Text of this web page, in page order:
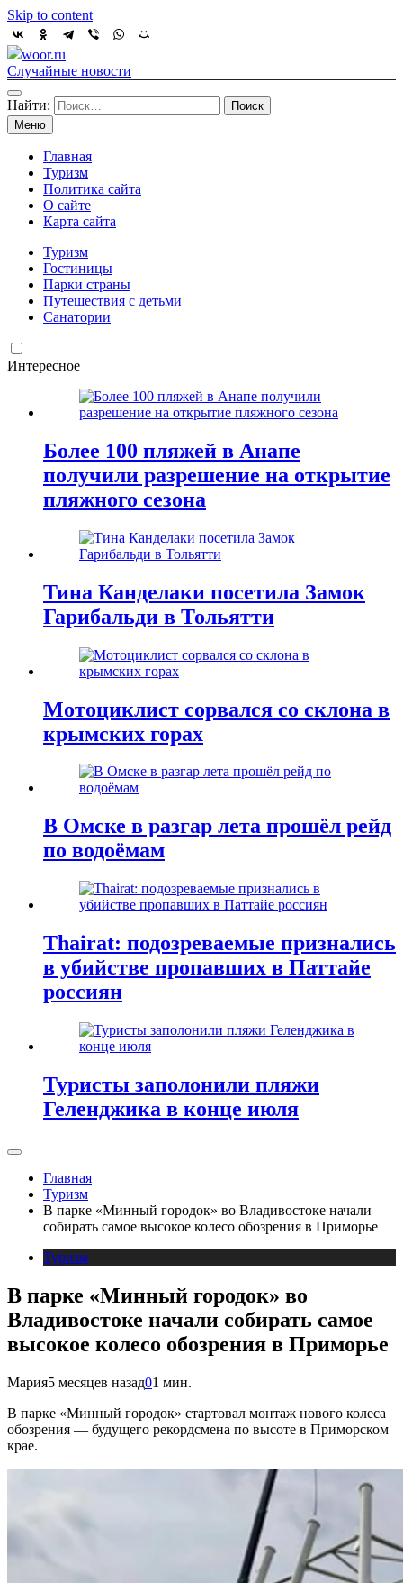
Skip to content
woor.ru
Случайные новости
Найти:
Меню
Главная
Туризм
Политика сайта
О сайте
Карта сайта
Туризм
Гостиницы
Парки страны
Путешествия с детьми
Санатории
Интересное
Более 100 пляжей в Анапе
получили разрешение на открытие
пляжного сезона
Тина Канделаки посетила Замок
Гарибальди в Тольятти
Мотоциклист сорвался со склона в
крымских горах
В Омске в разгар лета прошёл рейд
по водоёмам
Thairat: подозреваемые признались
в убийстве пропавших в Паттайе
россиян
Туристы заполонили пляжи
Геленджика в конце июля
Главная
Туризм
В парке «Минный городок» во Владивостоке начали
собирать самое высокое колесо обозрения в Приморье
Туризм
В парке «Минный городок» во
Владивостоке начали собирать самое
высокое колесо обозрения в Приморье
Мария5 месяцев назад01 мин.
В парке «Минный городок» стартовал монтаж нового колеса
обозрения — будущего рекордсмена по высоте в Приморском
крае.